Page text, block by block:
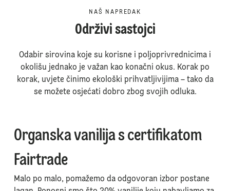
NAŠ NAPREDAK
Održivi sastojci
Odabir sirovina koje su korisne i poljoprivrednicima i
okolišu jednako je važan kao konačni okus. Korak po
korak, uvjete činimo ekološki prihvatljivijima – tako da
se možete osjećati dobro zbog svojih odluka.
Organska vanilija s certifikatom
Fairtrade
Malo po malo, pomažemo da odgovoran izbor postane